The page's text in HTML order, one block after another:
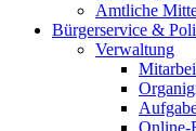
Amtliche
Bürgerservice &
Verwaltung
Online-